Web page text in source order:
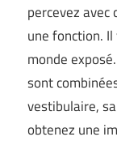
percevez avec
une fonction.
monde
sont
vestibulaire,
obtenez une